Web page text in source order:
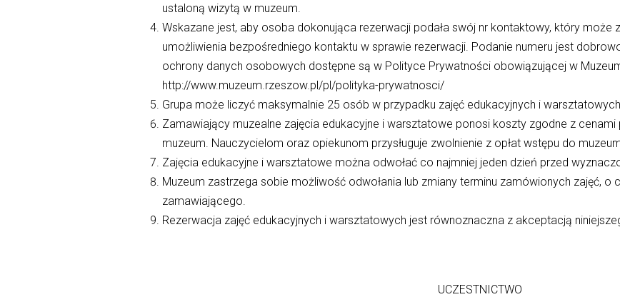
ustaloną wizytą w muzeum.
Wskazane jest, aby osoba dokonująca rezerwacji podała swój nr kontaktowy, który może
umożliwienia bezpośredniego kontaktu w sprawie rezerwacji. Podanie numeru jest
ochrony danych osobowych dostępne są w Polityce Prywatności obowiązującej w
http://www.muzeum.rzeszow.pl/pl/polityka-prywatnosci/
Grupa może liczyć maksymalnie 25 osób w przypadku zajęć edukacyjnych i
Zamawiający muzealne zajęcia edukacyjne i warsztatowe ponosi koszty zgodne z
muzeum. Nauczycielom oraz opiekunom przysługuje zwolnienie z opłat wstępu do
Zajęcia edukacyjne i warsztatowe można odwołać co najmniej jeden dzień przed
Muzeum zastrzega sobie możliwość odwołania lub zmiany terminu zamówionych zajęć, o
zamawiającego.
Rezerwacja zajęć edukacyjnych i warsztatowych jest równoznaczna z akceptacją
UCZESTNICTWO